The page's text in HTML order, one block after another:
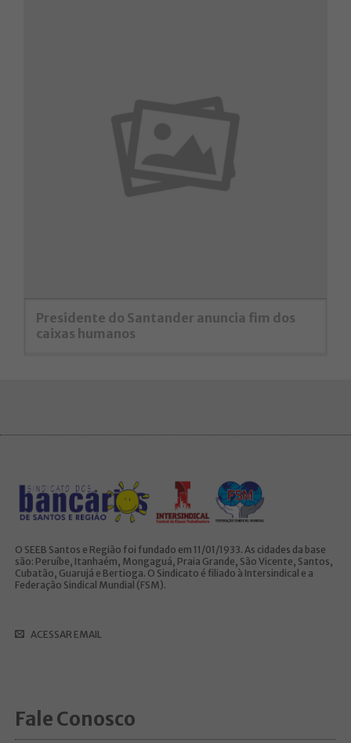
Presidente do Santander anuncia fim dos
caixas humanos
O SEEB Santos e Região foi fundado em 11/01/1933. As cidades da base
são: Peruíbe, Itanhaém, Mongaguá, Praia Grande, São Vicente, Santos,
Cubatão, Guarujá e Bertioga. O Sindicato é filiado à Intersindical e a
Federação Sindical Mundial (FSM).
ACESSAR EMAIL
Fale Conosco